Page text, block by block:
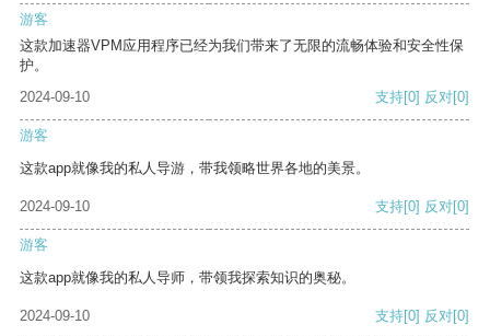
游客
这款加速器VPM应用程序已经为我们带来了无限的流畅体验和安全性保
护。
2024-09-10
支持[0] 反对[0]
游客
这款app就像我的私人导游，带我领略世界各地的美景。
2024-09-10 支持[0] 反对[0]
游客
这款app就像我的私人导师，带领我探索知识的奥秘。
2024-09-10 支持[0] 反对[0]